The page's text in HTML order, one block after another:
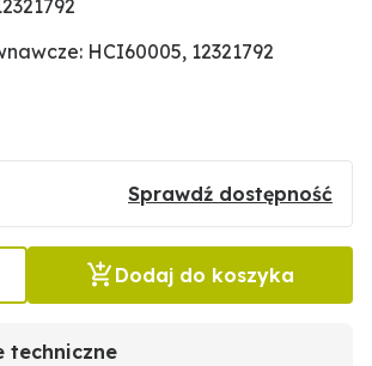
HCI60005, 12321792
Sprawdź dostępność
Dodaj do koszyka
techniczne